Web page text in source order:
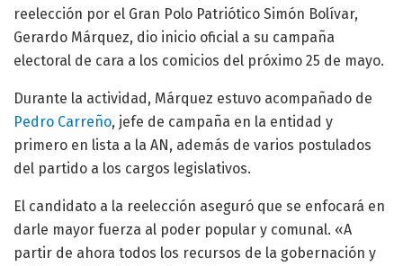
reelección por el Gran Polo Patriótico Simón Bolívar,
Gerardo Márquez, dio inicio oficial a su campaña
electoral de cara a los comicios del próximo 25 de mayo.
Durante la actividad, Márquez estuvo acompañado de
Pedro Carreño, jefe de campaña en la entidad y
primero en lista a la AN, además de varios postulados
del partido a los cargos legislativos.
El candidato a la reelección aseguró que se enfocará en
darle mayor fuerza al poder popular y comunal. «A
partir de ahora todos los recursos de la gobernación y